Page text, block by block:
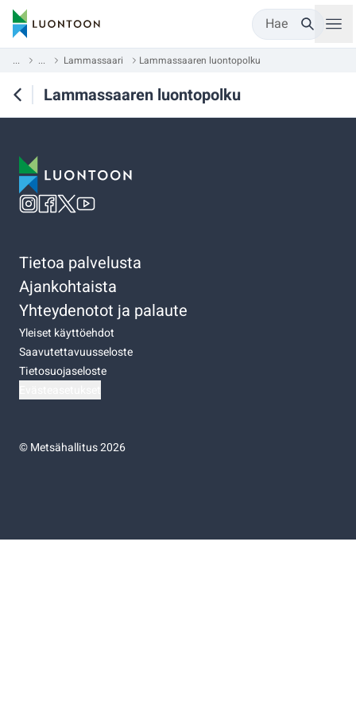
Hae
... ... Lammassaari Lammassaaren luontopolku
Lammassaaren luontopolku
Tietoa palvelusta
Ajankohtaista
Yhteydenotot ja palaute
Yleiset käyttöehdot
Saavutettavuusseloste
Tietosuojaseloste
©Metsähallitus 2026